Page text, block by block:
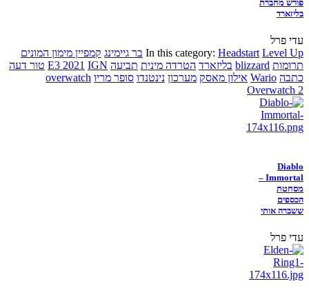
פורש מחברת
בליזארד
עדי פרל
In this category: Headstart Level Up בר גיימינג קמפיין מימון המונים
תרומות blizzard בליזארד הטרדה מינית תביעה E3 2021 IGN
טור דעה
כתבה Wario אילון מאסק מערכון נינטנדו סופר מריו overwatch
Overwatch 2
Diablo
Immortal –
מסחטת
הכספים
ששברה אותי
עדי פרל